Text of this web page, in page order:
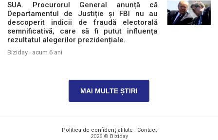
SUA. Procurorul General anunță că
Departamentul de Justiție și FBI nu au
descoperit indicii de fraudă electorală
semnificativă, care să fi putut influența
rezultatul alegerilor prezidențiale.
Biziday · acum 6 ani
MAI MULTE ȘTIRI
Politica de confidențialitate · Contact
2026 © Biziday